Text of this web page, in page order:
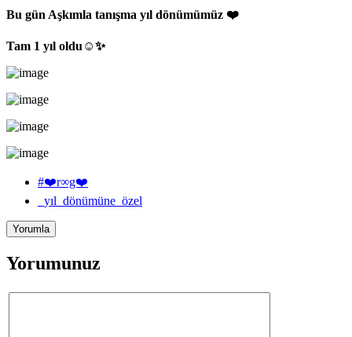
Bu gün Aşkımla tanışma yıl dönümümüz ❤️
Tam 1 yıl oldu☺️✨
#❤️r∞g❤️
_yıl_dönümüne_özel
Yorumunuz